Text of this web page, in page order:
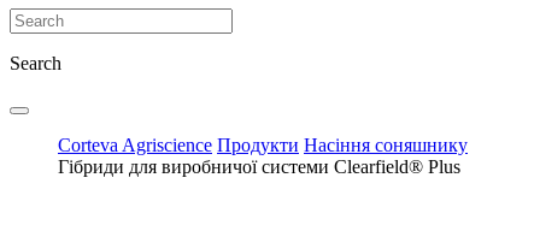
Search
Corteva Agriscience Продукти Насіння соняшнику
Гібриди для виробничої системи Clearfield® Plus